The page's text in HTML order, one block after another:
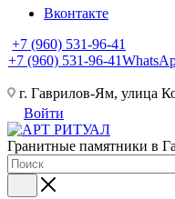
Вконтакте
+7 (960) 531-96-41
+7 (960) 531-96-41
г. Гаврилов-Ям, улица
Войти
Гранитные памятники в